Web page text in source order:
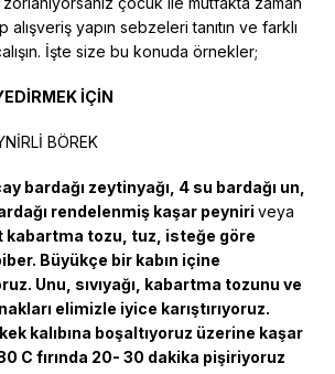
yapın sebzeleri tanıtın ve farklı
İşte size bu konuda örnekler;
İÇİN
BÖREK
bardağı zeytinyağı 4 su bardağı un
rendelenmiş kaşar peyniri veya
kabartma tozu tuz, isteğe göre
Büyükçe bir kabın içine
Unu, sıvıyağı, kabartma tozunu ve
elimizle iyice karıştırıyoruz.
kalıbına boşaltıyoruz üzerine kaşar
C fırında 20- 30 dakika pişiriyoruz